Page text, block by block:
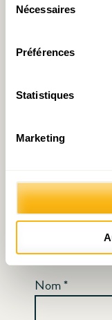
Nécessaires
Préférences
Statistiques
Marketing
Votre adresse
Nom*